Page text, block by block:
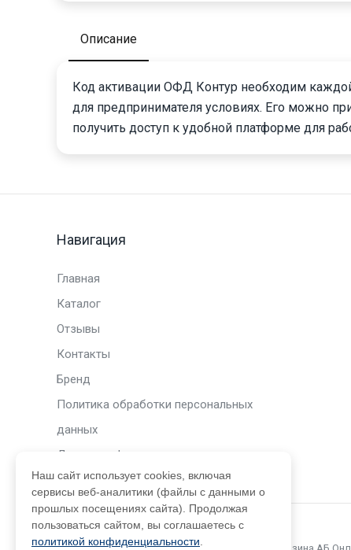
Описание
Код активации ОФД Контур необходим
для предпринимателя условиях. Его можно
получить доступ к удобной платформе для
Навигация
Главная
Каталог
Отзывы
Контакты
Бренд
Политика обработки персональных
данных
Договор оферты
© 2015 – 2026. Официальный сайт интернет-магазина АБ
Наш сайт использует cookies, включая
сервисы веб-аналитики (файлы с данными о
прошлых посещениях сайта). Продолжая
пользоваться сайтом, вы соглашаетесь с
политикой конфиденциальности